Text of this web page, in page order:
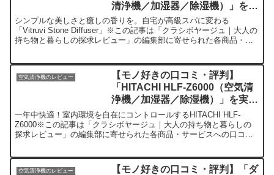
清浄機／加湿器／除湿機）」を実
際に使ってみた正直感想
シンプルな美しさと癒しの香りを。自宅が高級スパに変わる
「Vitruvi Stone Diffuser」※この記事は「クラシボヤージュ｜大人の
持ち物と暮らしの探求レビュー」の編集部に寄せられた各商品・サ
空気清浄機のレビュー
【モノ好きの口コミ・評判】
「HITACHI HLF-Z6000（空気清
浄機／加湿器／除湿機）」を実際
に使ってみた正直感想
一年中快適！室内環境を自在にコントロールするHITACHI HLF-
Z6000※この記事は「クラシボヤージュ｜大人の持ち物と暮らしの
探求レビュー」の編集部に寄せられた各商品・サービスへの口コミ
空気清浄機のレビュー
【モノ好きの口コミ・評判】「ダ